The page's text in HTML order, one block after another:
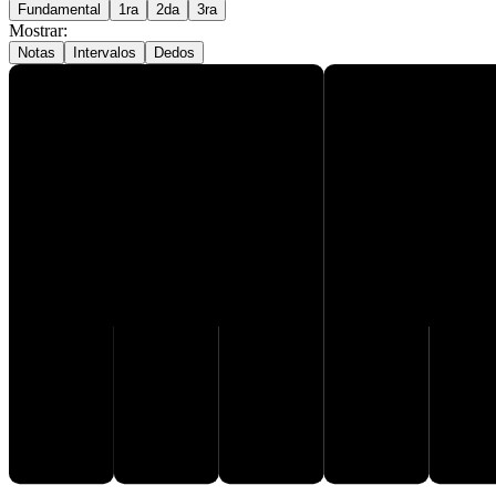
Fundamental 1ra 2da 3ra
Mostrar:
Notas Intervalos Dedos